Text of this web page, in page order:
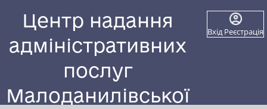
Центр надання
адміністративних
послуг
Малоданилівської
Вхід Реєстрація